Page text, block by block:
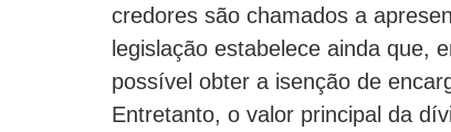
credores são chamados a
legislação estabelece ainda que,
possível obter a isenção de
Entretanto, o valor principal da